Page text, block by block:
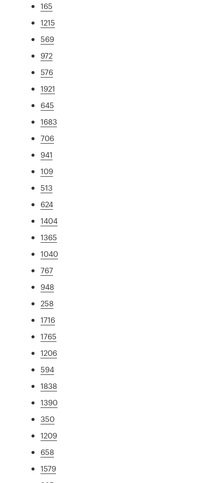
165
1215
569
972
576
1921
645
1683
706
941
109
513
624
1404
1365
1040
767
948
258
1716
1765
1206
594
1838
1390
350
1209
658
1579